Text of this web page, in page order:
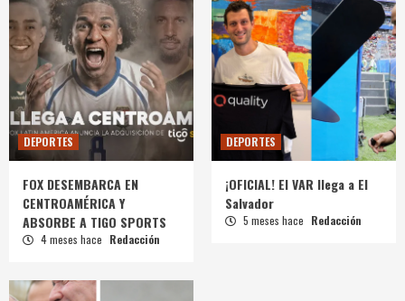
DEPORTES
FOX DESEMBARCA EN
CENTROAMÉRICA Y
ABSORBE A TIGO SPORTS
4 meses hace Redacción
DEPORTES
¡OFICIAL! El VAR llega a El
Salvador
5 meses hace Redacción